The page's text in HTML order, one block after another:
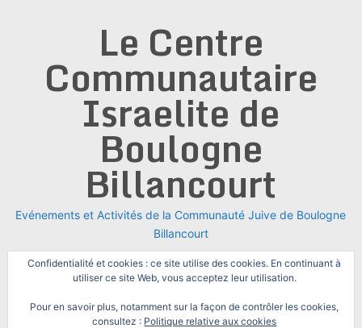
Le Centre
Communautaire
Israelite de
Boulogne
Billancourt
Evénements et Activités de la Communauté Juive de Boulogne
Billancourt
Confidentialité et cookies : ce site utilise des cookies. En continuant à
utiliser ce site Web, vous acceptez leur utilisation.
Pour en savoir plus, notamment sur la façon de contrôler les cookies,
consultez : Politique relative aux cookies